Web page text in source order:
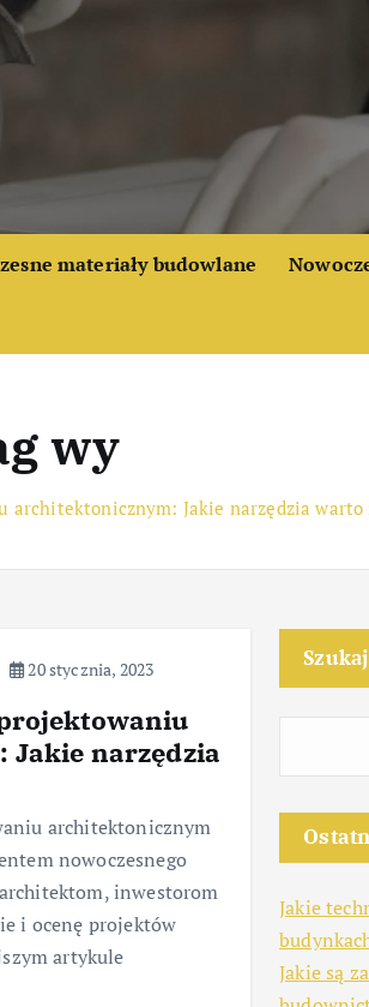
materiały budowlane
wy
architektonicznym: Jakie narzędzia warto
20 stycznia, 2023
narzędzia
architektonicznym
nowoczesnego
inwestorom
i ocenę projektów
artykule
Szukaj
Jakie
Jakie są